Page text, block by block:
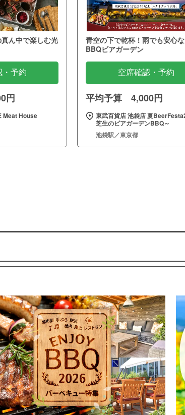
ん中で楽しむ光
・予約
円
Meat House
青空の下で乾杯！雨でも安心
BBQビアガーデン
空席確認・予約
平均予算 4,000円
東武百貨店 池袋店 夏
芝生のビアガーデンBBQ～
池袋駅／東京都